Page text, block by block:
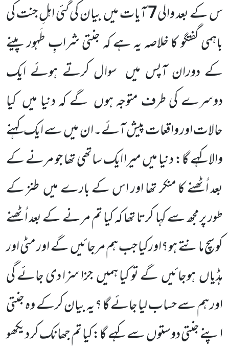
س کے بعد والی7آیات میں بیان کی گئی اہلِ جنت کی
باہمی گفتگو کا خلاصہ یہ ہے کہ جنتی شرابِ طَہور پینے
کے دوران آپس میں سوال کرتے ہوئے ایک
دوسرے کی طرف متوجہ ہوں گے کہ دنیا میں کیا
حالات اور واقعات پیش آئے۔ان میں سے ایک کہنے
والاکہے گا: دنیا میں میرا ایک ساتھی تھا جو مرنے کے
بعد اُٹھنے کا منکر تھا اور اس کے بارے میں طنز کے
طور پرمجھ سے کہا کرتا تھا کہ کیا تم مرنے کے بعد اُٹھنے
کو سچ مانتے ہو؟اورکیا جب ہم مرجائیں گے اور مٹی اور
ہڈیاں ہوجائیں گے تو کیا ہمیں جزا سزا دی جائے گی
اور ہم سے حساب لیا جائے گا ؟ یہ بیان کرکے وہ جنتی
اپنے جنتی دوستوں سے کہے گا:کیا تم جھانک کر دیکھو